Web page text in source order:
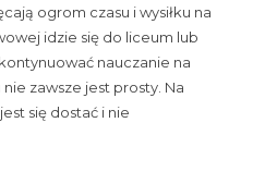
ogrom czasu i wysiłku na
idzie się do liceum lub
nauczanie na
zawsze jest prosty. Na
się dostać i nie